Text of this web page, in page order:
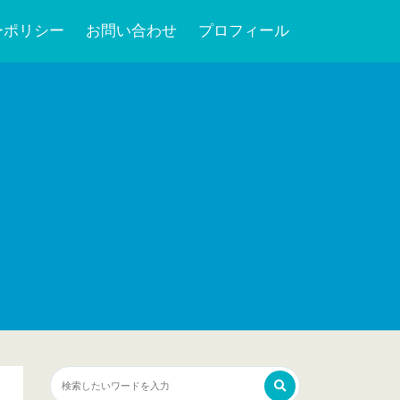
リシー お問い合わせ プロフィール